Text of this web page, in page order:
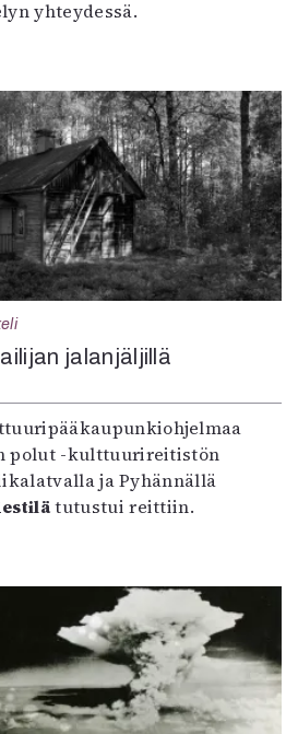
yhteydessä.
jalanjäljillä
polut -kulttuurireitistön
ja Pyhännällä
tutustui reittiin.